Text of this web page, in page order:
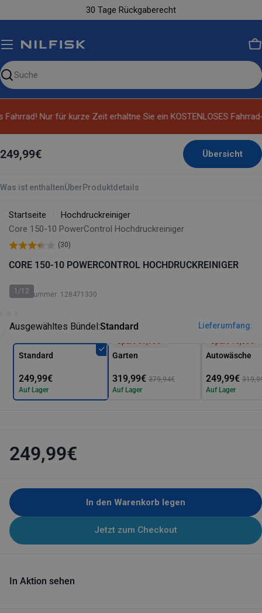
Inhalt
30 Tage Rückgaberecht
Unsere
Nur für kurze Zeit erhaltne Sie ein KOSTENLOSES
249,99€ Übersicht
Was ist enthaltenÜber Produktdetails
Startseite
Hochdruckreiniger
Core 150-10 PowerControl Hochdruckreiniger
(30)
CORE 150-10 POWERCONTROL HOCHDRUCKREINIGER
Artikelnummer: 128471330
1/12
Ausgewähltes Bündel:Standard Lieferumfang:
Standard
249,99€
Auf Lager
Spare 59,95€*
Garten
319,99€ 379,94€
Auf Lager
Spare 70,00€*
Autowäsche
249,99€
Auf Lager
249,99€
In den Warenkorb legen
Jetzt zum Checkout
In Aktion sehen